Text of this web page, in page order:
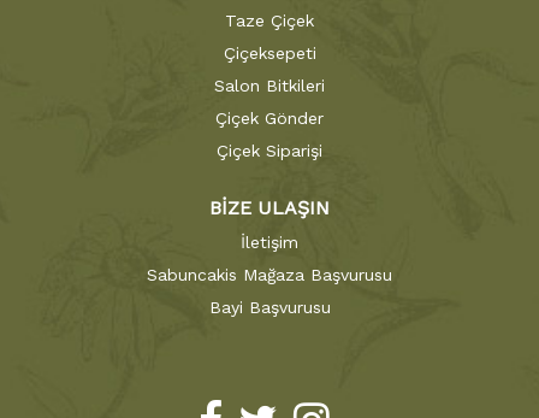
Taze Çiçek
Çiçeksepeti
Salon Bitkileri
Çiçek Gönder
Çiçek Siparişi
BİZE ULAŞIN
İletişim
Sabuncakis Mağaza Başvurusu
Bayi Başvurusu